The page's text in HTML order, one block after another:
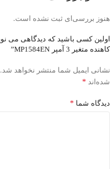
هنوز بررسی‌ای ثبت نشده است.
کاهنده متغیر 3 آمپر MP1584EN”
نشانی ایمیل شما منتشر نخواهد شد.
شده‌اند *
دیدگاه شما *